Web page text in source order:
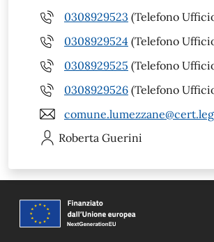
0308929523 (Telefono
0308929524 (Telefono
0308929525 (Telefono
0308929526 (Telefono
Roberta Guerini